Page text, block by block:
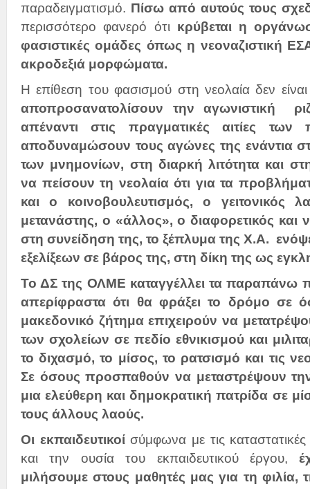
παραδειγματισμό. Πίσω από αυτούς τους
περισσότερο φανερό ότι κρύβεται η
φασιστικές ομάδες όπως η νεοναζιστική
ακροδεξιά μορφώματα.
Η επίθεση του φασισμού στη νεολαία δεν είναι
αποπροσανατολίσουν την αγωνιστική
απέναντι στις πραγματικές αιτίες
αποδυναμώσουν τους αγώνες της ενάντια
των μνημονίων, στη διαρκή λιτότητα και
να πείσουν τη νεολαία ότι για τα
και ο κοινοβουλευτισμός, ο γειτονικός
μετανάστης, ο «άλλος», ο διαφορετικός και
στη συνείδηση της, το ξέπλυμα της Χ.Α.
εξελίξεων σε βάρος της, στη δίκη της ως
Το ΔΣ της ΟΛΜΕ καταγγέλλει τα παραπάνω
απερίφραστα ότι θα φράξει το δρόμο σε
μακεδονικό ζήτημα επιχειρούν να
των σχολείων σε πεδίο εθνικισμού και
το διχασμό, το μίσος, το ρατσισμό και τις
Σε όσους προσπαθούν να μεταστρέψουν
μια ελεύθερη και δημοκρατική πατρίδα σε
τους άλλους λαούς.
Οι εκπαιδευτικοίσύμφωνα με τις
και την ουσία του εκπαιδευτικού έργου,
μιλήσουμε στους μαθητές μας για τη φιλία,